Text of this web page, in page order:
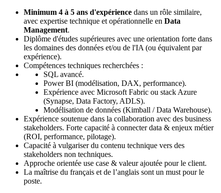
Minimum 4 à 5 ans d'expérience dans un rôle similaire,
avec expertise technique et opérationnelle en Data
Management.
Diplôme d'études supérieures avec une orientation forte dans
les domaines des données et/ou de l'IA (ou équivalent par
expérience).
Compétences techniques recherchées :
SQL avancé.
Power BI (modélisation, DAX, performance).
Expérience avec Microsoft Fabric ou stack Azure
(Synapse, Data Factory, ADLS).
Modélisation de données (Kimball / Data Warehouse).
Expérience soutenue dans la collaboration avec des business
stakeholders. Forte capacité à connecter data & enjeux métier
(ROI, performance, pilotage).
Capacité à vulgariser du contenu technique vers des
stakeholders non techniques.
Approche orientée use case & valeur ajoutée pour le client.
La maîtrise du français et de l’anglais sont un must pour le
poste.